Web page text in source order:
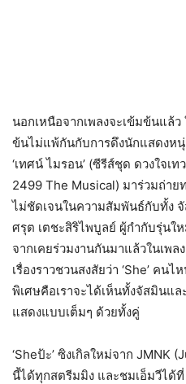
นอกเหนือจากเพลงจะเข้มข้นแล้ว
ข้นไม่แพ้กันกับการดึงนักแสดงห
‘เทศน์ ไมรอน’ (ซีรีส์ชุด ดวงใจ
2499 The Musical) มาร่วมถ่าย
ไม่ชัดเจนในความสัมพันธ์กับทั้ง
ศรุต เตชะสิริไพบูลย์ ผู้กำกับรุ่นใ
จากเคยร่วมงานกันมาแล้วในเพ
เรื่องราวชวนสงสัยว่า ‘She’ คน
พิเศษคือเราจะได้เห็นทั้งจัสมินแ
แสดงแบบเต็มๆ ด้วยทั้งคู่
‘Sheป้ะ’ ซิงเกิลใหม่จาก JMNK
นี้ได้ทุกสตรีมมิง และชมเอ็มวีได้ที่